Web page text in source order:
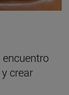
encuentro
crear